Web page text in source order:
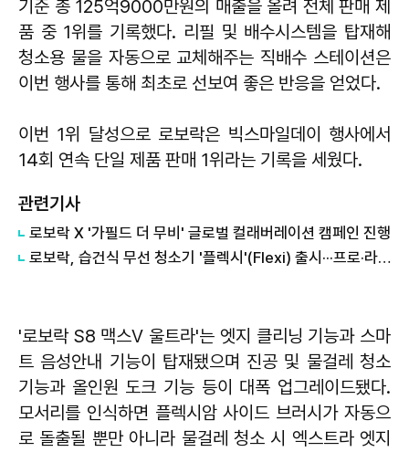
기준 총 125억9000만원의 매출을 올려 전체 판매 제
품 중 1위를 기록했다. 리필 및 배수시스템을 탑재해
청소용 물을 자동으로 교체해주는 직배수 스테이션은
이번 행사를 통해 최초로 선보여 좋은 반응을 얻었다.
이번 1위 달성으로 로보락은 빅스마일데이 행사에서
14회 연속 단일 제품 판매 1위라는 기록을 세웠다.
관련기사
로보락 X '가필드 더 무비' 글로벌 컬래버레이션 캠페인 진행
로보락, 습건식 무선 청소기 '플렉시'(Flexi) 출시···프로·라이트 2종
'로보락 S8 맥스V 울트라'는 엣지 클리닝 기능과 스마
트 음성안내 기능이 탑재됐으며 진공 및 물걸레 청소
기능과 올인원 도크 기능 등이 대폭 업그레이드됐다.
모서리를 인식하면 플렉시암 사이드 브러시가 자동으
로 돌출될 뿐만 아니라 물걸레 청소 시 엑스트라 엣지